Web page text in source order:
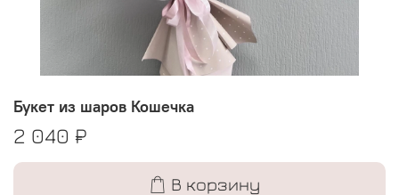
Букет из шаров Кошечка
2 040 ₽
В корзину